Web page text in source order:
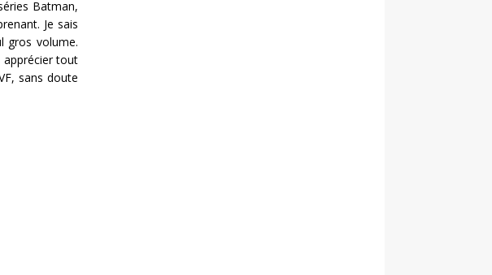
Batman,
Je sais
gros volume.
apprécier tout
sans doute